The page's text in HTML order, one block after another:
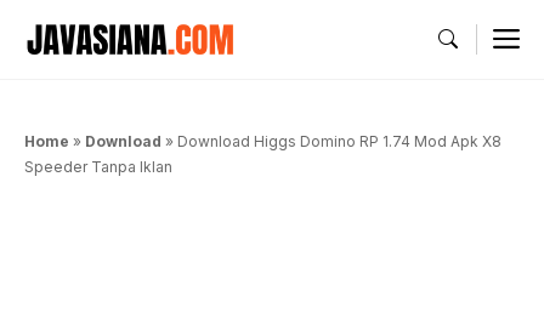
Home » Download » Download Higgs Domino RP 1.74 Mod Apk X8
Speeder Tanpa Iklan